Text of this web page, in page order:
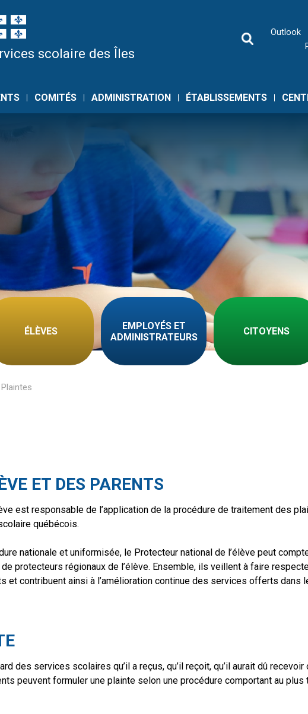
scolaire des Îles
Outlook
COMITÉS ADMINISTRATION ÉTABLISSEMENTS
ÉLÈVES
EMPLOYÉS ET
ADMINISTRATEURS
CITOYENS
Plaintes
ET DES PARENTS
est responsable de l’application de la procédure de traitement des
québécois.
nationale et uniformisée, le Protecteur national de l’élève peut
protecteurs régionaux de l’élève. Ensemble, ils veillent à faire
et contribuent ainsi à l’amélioration continue des services offerts dans
des services scolaires qu’il a reçus, qu’il reçoit, qu’il aurait dû recevoir
peuvent formuler une plainte selon une procédure comportant au plus